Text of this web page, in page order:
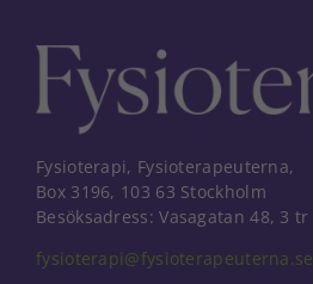
Fysioterapi, Fysioterapeuterna,
Box 3196, 103 63 Stockholm
Besöksadress: Vasagatan 48, 3 tr
fysioterapi@fysioterapeuterna.se